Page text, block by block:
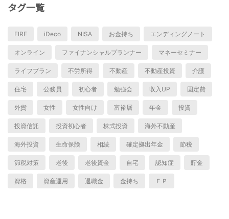
タグ一覧
FIRE iDeco NISA お金持ち エンディングノート
オンライン ファイナンシャルプランナー マネーセミナー
ライフプラン 不労所得 不動産 不動産投資 介護
住宅 公務員 初心者 勉強会 収入UP 固定費
外貨 女性 女性向け 富裕層 年金 投資
投資信託 投資初心者 株式投資 海外不動産
海外投資 生命保険 相続 確定拠出年金 節税
節税対策 老後 老後資金 自宅 認知症 貯金
資格 資産運用 退職金 金持ち ＦＰ